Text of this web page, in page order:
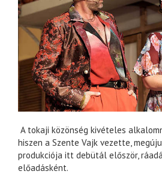
A tokaji közönség kivételes
hiszen a Szente Vajk vezette,
produkciója itt debütál először,
előadásként.